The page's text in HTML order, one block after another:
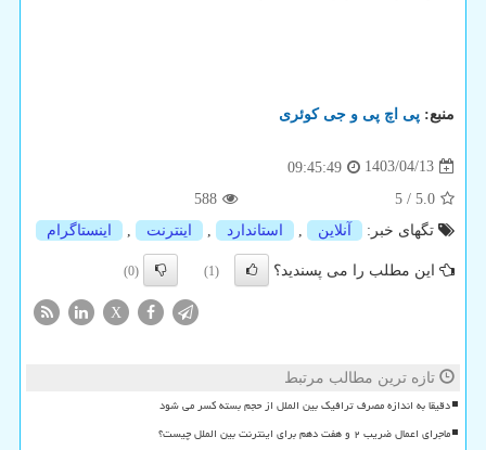
منبع: پی اچ پی و جی كوئری
1403/04/13
09:45:49
5.0
/
5
588
تگهای خبر:
آنلاین , استاندارد , اینترنت , اینستاگرام
این مطلب را می پسندید؟ (1)
(0)
X
تازه ترین مطالب مرتبط
دقیقا به اندازه مصرف ترافیک بین الملل از حجم بسته کسر می شود
ماجرای اعمال ضریب ۲ و هفت دهم برای اینترنت بین الملل چیست؟